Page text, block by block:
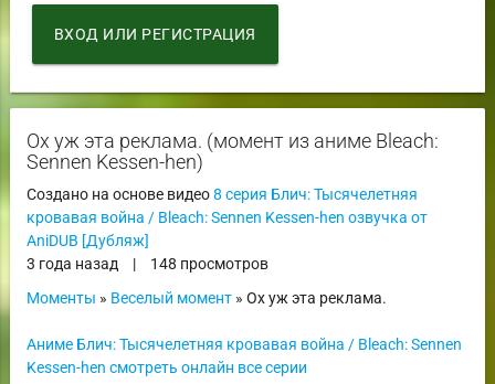
ВХОД ИЛИ РЕГИСТРАЦИЯ
Ох уж эта реклама. (момент из аниме Bleach:
Sennen Kessen-hen)
Создано на основе видео8 серия Блич: Тысячелетняя
кровавая война / Bleach: Sennen Kessen-hen озвучка от
AniDUB [Дубляж]
3 года назад
|
148 просмотров
Моменты » Веселый момент» Ох уж эта реклама.
Аниме Блич: Тысячелетняя кровавая война / Bleach: Sennen
Kessen-hen смотреть онлайн все серии